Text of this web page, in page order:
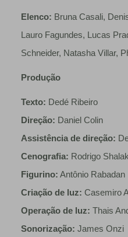
Elenco: Bruna Casali,
Lauro Fagundes, Lucas
Schneider, Natasha Villar,
Produção
Texto: Dedé Ribeiro
Direção: Daniel Colin
Assistência de direção:
Cenografia: Rodrigo
Figurino: Antônio Rabadan
Criação de luz: Casemiro
Operação de luz: Thais
Sonorização: James Onzi